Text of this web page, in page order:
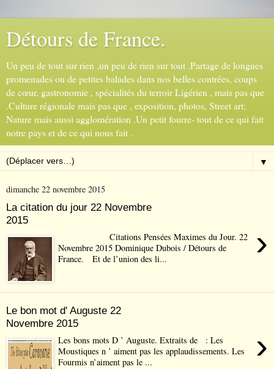
Détours de France.
Un peu de tout sur rien ,un peu de rien sur tout .Partage de longues
promenades ou de petites balades dans nos belles contrées, coups
de cœur, gastronomie , spécialités du terroir Ligérien , mais pas que
.Culture régionale mais pas que , exposition, photos, Street art;
Nature mais aussi agglomération .Un petit fourre- tout de ce qui fait
notre pays et de ce qui nous fait .
▼
dimanche 22 novembre 2015
La citation du jour 22 Novembre
2015
›
Citations Pensées Maximes du Jour. 22
Novembre 2015 Dominique Dubois / Détours de
France. Et de l’union des li...
Le bon mot d' Auguste 22
Novembre 2015
›
Les bons mots D ’ Auguste. Extraits de : Les
Moustiques n ’ aiment pas les applaudissements. Les
Fourmis n’aiment pas le ...